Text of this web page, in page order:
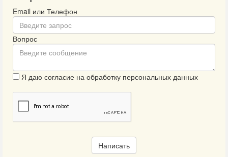
Email или Телефон
Вопрос
Я даю согласие на обработку персональных данных
Написать